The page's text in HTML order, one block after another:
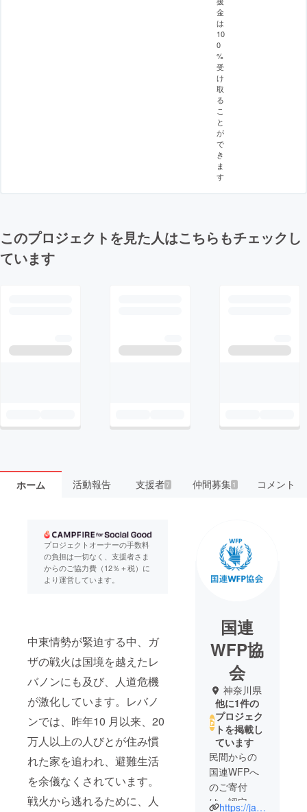
金
は
10
0
%
受
け
取
る
こ
と
が
で
き
ま
す
このプロジェクトを見た人はこちらもチェックし
ています
ホーム 活動報告 支援者7 仲間募集 1 コメント
プロジェクトオーナーの手数料
の負担は一切なく、支援者さま
からのご協力費（12％＋税）に
より運営しています。
中東情勢が緊迫する中、ガ
ザの戦火は国境を越えたレ
バノンにも及び、人道危機
が激化しています。レバノ
ンでは、昨年10 月以来、20
万人以上の人びとが住み慣
れた家を追われ、避難生活
を余儀なくされています。
戦火から逃れるために、人
国連
WFP協
会
神奈川県
他に1件の
プロジェク
トを掲載し
ています
民間からの
国連WFPへ
のご寄付
は、認定
https://ja.wfp.org/